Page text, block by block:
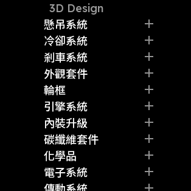
3D Design
懸吊系統
避震器
拉桿
彈簧
其他
冷卻系統
水箱
中冷
油冷
水管
其他
剎車系統
碟盤
卡鉗
來令片
剎車油管
其他
外觀套件
前/後包圍
側裙
尾翼
其他
輪框
輪胎
鋁圈
其他
引擎系統
洩壓閥
機油芯
火星塞
強化皮帶
內裝升級
賽車椅
方向盤
排檔
碳纖維套件
其他
化學品
剎車油
電子系統